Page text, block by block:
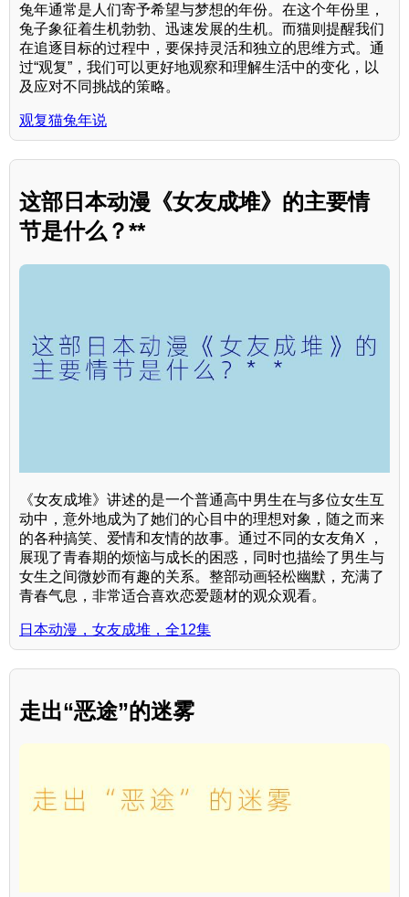
兔年通常是人们寄予希望与梦想的年份。在这个年份里，
兔子象征着生机勃勃、迅速发展的生机。而猫则提醒我们
在追逐目标的过程中，要保持灵活和独立的思维方式。通
过“观复”，我们可以更好地观察和理解生活中的变化，以
及应对不同挑战的策略。
观复猫兔年说
这部日本动漫《女友成堆》的主要情
节是什么？**
《女友成堆》讲述的是一个普通高中男生在与多位女生互
动中，意外地成为了她们的心目中的理想对象，随之而来
的各种搞笑、爱情和友情的故事。通过不同的女友角X ，
展现了青春期的烦恼与成长的困惑，同时也描绘了男生与
女生之间微妙而有趣的关系。整部动画轻松幽默，充满了
青春气息，非常适合喜欢恋爱题材的观众观看。
日本动漫，女友成堆，全12集
走出“恶途”的迷雾